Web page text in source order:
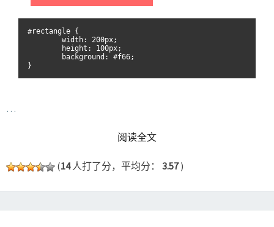
…
阅读全文READ MORE
(14人打了分，平均分： 3.57)